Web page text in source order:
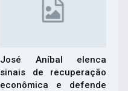
José Aníbal elenca
sinais de recuperação
econômica e defende